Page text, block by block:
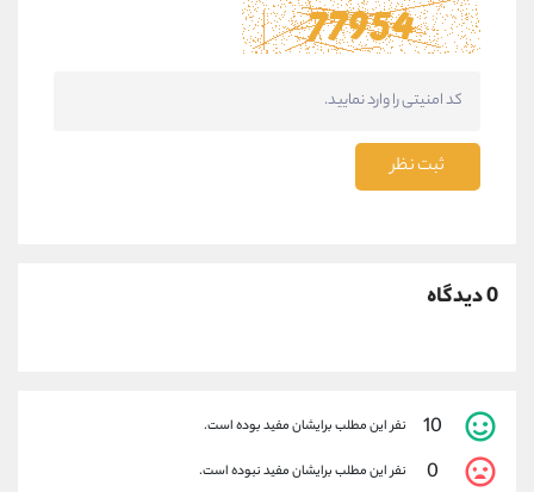
ثبت نظر
0 دیدگاه
10 نفر این مطلب برایشان مفید بوده است.
0 نفر این مطلب برایشان مفید نبوده است.